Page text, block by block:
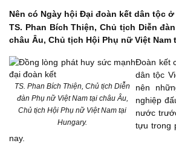
Nên có Ngày hội Đại đoàn kết dân tộc
TS. Phan Bích Thiện, Chủ tịch Diễn
châu Âu, Chủ tịch Hội Phụ nữ Việt Nam
TS. Phan Bích Thiện, Chủ tịch Diễn
đàn Phụ nữ Việt Nam tại châu Âu,
Chủ tịch Hội Phụ nữ Việt Nam tại
Hungary.
Đoàn kết
dân tộc
nên
nghiệp
nước
tựu trong
nay.